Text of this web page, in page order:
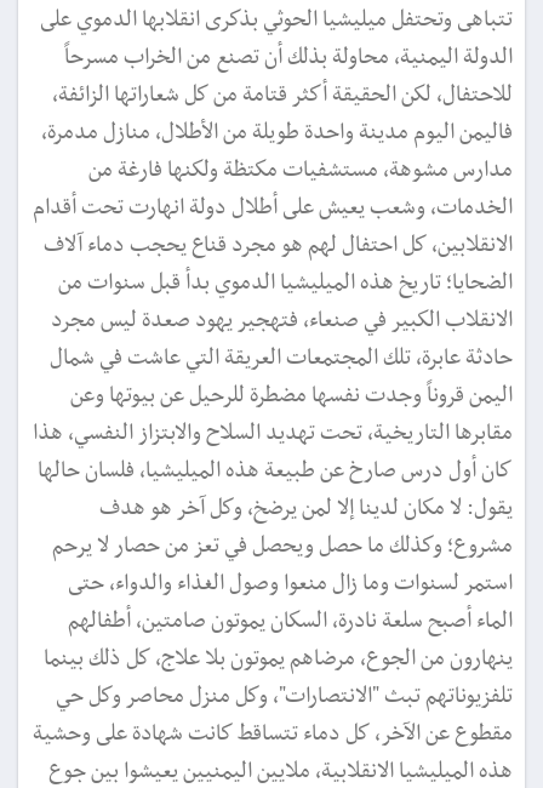
تتباهى وتحتفل ميليشيا الحوثي بذكرى انقلابها الدموي على
الدولة اليمنية، محاولة بذلك أن تصنع من الخراب مسرحاً
للاحتفال، لكن الحقيقة أكثر قتامة من كل شعاراتها الزائفة،
فاليمن اليوم مدينة واحدة طويلة من الأطلال، منازل مدمرة،
مدارس مشوهة، مستشفيات مكتظة ولكنها فارغة من
الخدمات، وشعب يعيش على أطلال دولة انهارت تحت أقدام
الانقلابين، كل احتفال لهم هو مجرد قناع يحجب دماء آلاف
الضحايا؛ تاريخ هذه الميليشيا الدموي بدأ قبل سنوات من
الانقلاب الكبير في صنعاء، فتهجير يهود صعدة ليس مجرد
حادثة عابرة، تلك المجتمعات العريقة التي عاشت في شمال
اليمن قروناً وجدت نفسها مضطرة للرحيل عن بيوتها وعن
مقابرها التاريخية، تحت تهديد السلاح والابتزاز النفسي، هذا
كان أول درس صارخ عن طبيعة هذه الميليشيا، فلسان حالها
يقول: لا مكان لدينا إلا لمن يرضخ، وكل آخر هو هدف
مشروع؛ وكذلك ما حصل ويحصل في تعز من حصار لا يرحم
استمر لسنوات وما زال منعوا وصول الغذاء والدواء، حتى
الماء أصبح سلعة نادرة، السكان يموتون صامتين، أطفالهم
ينهارون من الجوع، مرضاهم يموتون بلا علاج، كل ذلك بينما
تلفزيوناتهم تبث "الانتصارات"، وكل منزل محاصر وكل حي
مقطوع عن الآخر، كل دماء تتساقط كانت شهادة على وحشية
هذه الميليشيا الانقلابية، ملايين اليمنيين يعيشوا بين جوع